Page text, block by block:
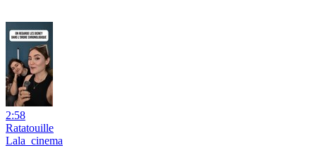
2:58
Ratatouille
Lala_cinema